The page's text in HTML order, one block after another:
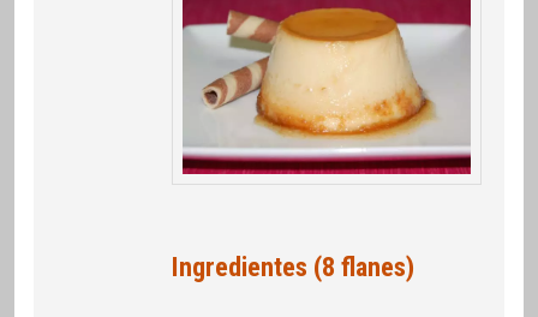
Ingredientes (8 flanes)